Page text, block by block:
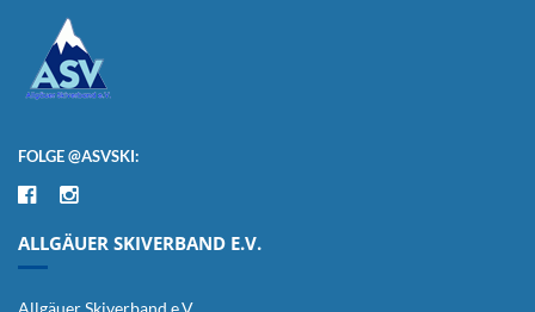
FOLGE @ASVSKI:
ALLGÄUER SKIVERBAND E.V.
Allgäuer Skiverband e.V.